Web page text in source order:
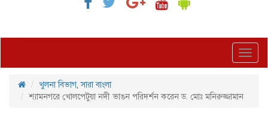
খুলনা বিভাগ,সারা বাংলা
শ্যামনগরে খোলপেটুয়া নদী ভাঙন পরিদর্শন করেন ড. মোঃ মনিরুজ্জামান